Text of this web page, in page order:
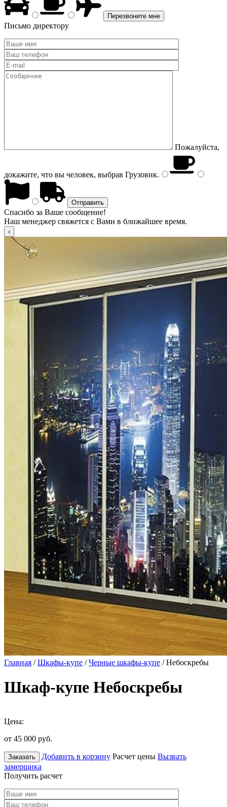
Письмо директору
Пожалуйста,
докажите, что вы человек, выбрав Грузовик.
Спасибо за Ваше сообщение!
Наш менеджер свяжется с Вами в ближайшее время.
Главная /Шкафы-купе /Черные шкафы-купе / Небоскребы
Шкаф-купе Небоскребы
Цена:
от 45 000 руб.
Заказать Добавить в корзину Расчет цены Вызвать
замерщика
Получить расчет